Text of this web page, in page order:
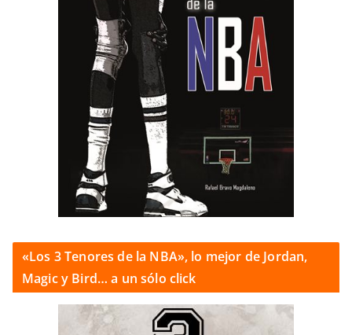
«Los 3 Tenores de la NBA», lo mejor de Jordan,
Magic y Bird… a un sólo click